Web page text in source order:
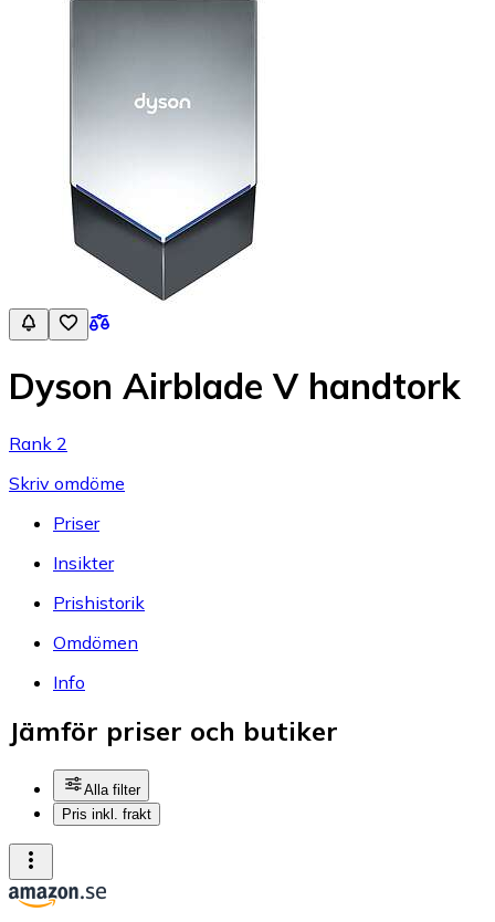
Dyson Airblade V handtork
Rank 2
Skriv omdöme
Priser
Insikter
Prishistorik
Omdömen
Info
Jämför priser och butiker
Alla filter
Pris inkl. frakt